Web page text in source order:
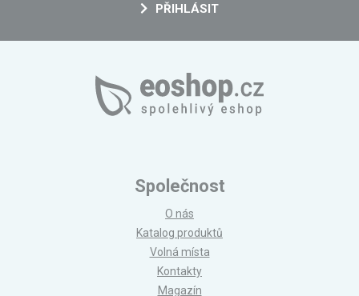
PŘIHLÁSIT
Společnost
O nás
Katalog produktů
Volná místa
Kontakty
Magazín